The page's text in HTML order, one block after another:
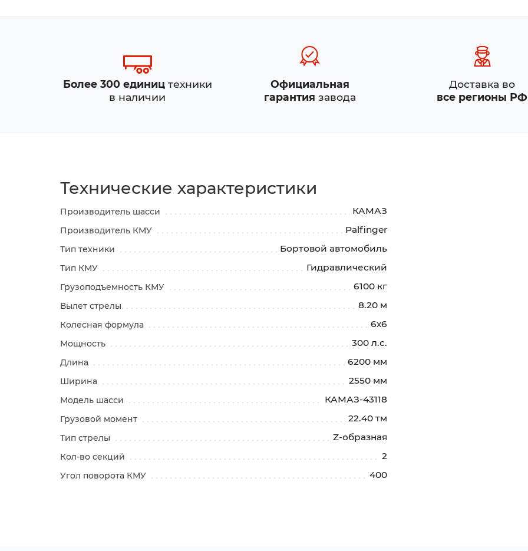
Более 300 едиництехники
в наличии
Официальная
гарантия завода
Доставка во
все регионы РФ
Технические характеристики
Производитель шасси КАМАЗ
Производитель КМУ Palfinger
Тип техники Бортовой автомобиль
Тип КМУ Гидравлический
Грузоподъемность КМУ 6100 кг
Вылет стрелы 8.20 м
Колесная формула 6х6
Мощность 300 л.с.
Длина 6200 мм
Ширина 2550 мм
Модель шасси КАМАЗ-43118
Грузовой момент 22.40 тм
Тип стрелы Z-образная
Кол-во секций 2
Угол поворота КМУ 400